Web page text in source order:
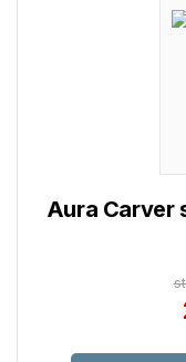
Aura Carver